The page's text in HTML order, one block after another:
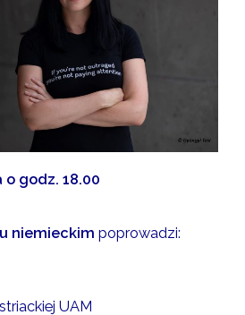
o godz. 18.00
niemieckim poprowadzi:
UAM